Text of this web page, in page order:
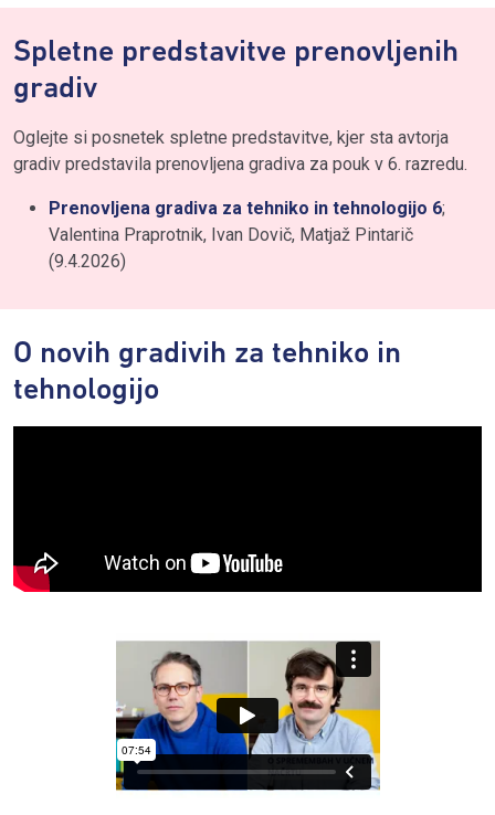
Spletne predstavitve prenovljenih
gradiv
Oglejte si posnetek spletne predstavitve, kjer sta avtorja
gradiv predstavila prenovljena gradiva za pouk v 6. razredu.
Prenovljena gradiva za tehniko in tehnologijo 6;
Valentina Praprotnik, Ivan Dovič, Matjaž Pintarič
(9.4.2026)
O novih gradivih za tehniko in
tehnologijo